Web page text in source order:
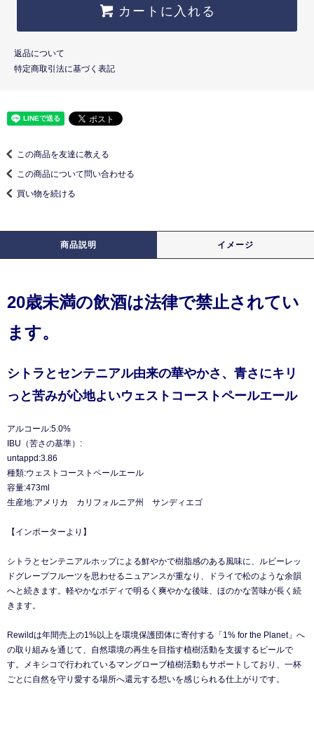
カートに入れる
返品について
特定商取引法に基づく表記
この商品を友達に教える
この商品について問い合わせる
買い物を続ける
商品説明 イメージ
20歳未満の飲酒は法律で禁止されてい
ます。
シトラとセンテニアル由来の華やかさ、青さにキリ
っと苦みが心地よいウェストコーストペールエール
アルコール:5.0%
IBU（苦さの基準）:
untappd:3.86
種類:ウェストコーストペールエール
容量:473ml
生産地:アメリカ カリフォルニア州 サンディエゴ
【インポーターより】
シトラとセンテニアルホップによる鮮やかで樹脂感のある風味に、ルビーレッ
ドグレープフルーツを思わせるニュアンスが重なり、ドライで松のような余韻
へと続きます。軽やかなボディで明るく爽やかな後味、ほのかな苦味が長く続
きます。
Rewildは年間売上の1%以上を環境保護団体に寄付する「1% for the Planet」へ
の取り組みを通じて、自然環境の再生を目指す植樹活動を支援するビールで
す。メキシコで行われているマングローブ植樹活動もサポートしており、一杯
ごとに自然を守り愛する場所へ還元する想いを感じられる仕上がりです。